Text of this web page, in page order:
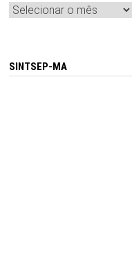
Arquivos
SINTSEP-MA